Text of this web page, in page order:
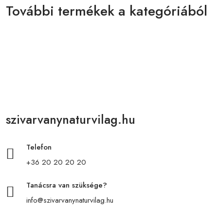
További termékek a kategóriából
szivarvanynaturvilag.hu
Telefon
+36 20 20 20 20
Tanácsra van szüksége?
info@szivarvanynaturvilag.hu